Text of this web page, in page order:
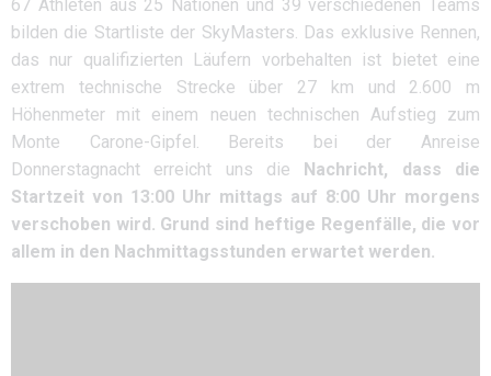
67 Athleten aus 25 Nationen und 39 verschiedenen Teams
bilden die Startliste der SkyMasters. Das exklusive Rennen,
das nur qualifizierten Läufern vorbehalten ist bietet eine
extrem technische Strecke über 27 km und 2.600 m
Höhenmeter mit einem neuen technischen Aufstieg zum
Monte Carone-Gipfel. Bereits bei der Anreise
Donnerstagnacht erreicht uns die Nachricht, dass die
Startzeit von 13:00 Uhr mittags auf 8:00 Uhr morgens
verschoben wird. Grund sind heftige Regenfälle, die vor
allem in den Nachmittagsstunden erwartet werden.